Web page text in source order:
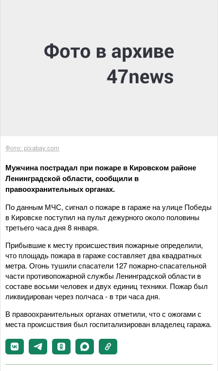
Фото: pixabay.com
Мужчина пострадал при пожаре в Кировском районе
Ленинградской области, сообщили в
правоохранительных органах.
По данным МЧС, сигнал о пожаре в гараже на улице Победы
в Кировске поступил на пульт дежурного около половины
третьего часа дня 8 января.
Прибывшие к месту происшествия пожарные определили,
что площадь пожара в гараже составляет два квадратных
метра. Огонь тушили спасатели 127 пожарно-спасательной
части противопожарной службы Ленинградской области в
составе восьми человек и двух единиц техники. Пожар был
ликвидирован через полчаса - в три часа дня.
В правоохранительных органах отметили, что с ожогами с
места происшствия был госпитализирован владелец гаража.